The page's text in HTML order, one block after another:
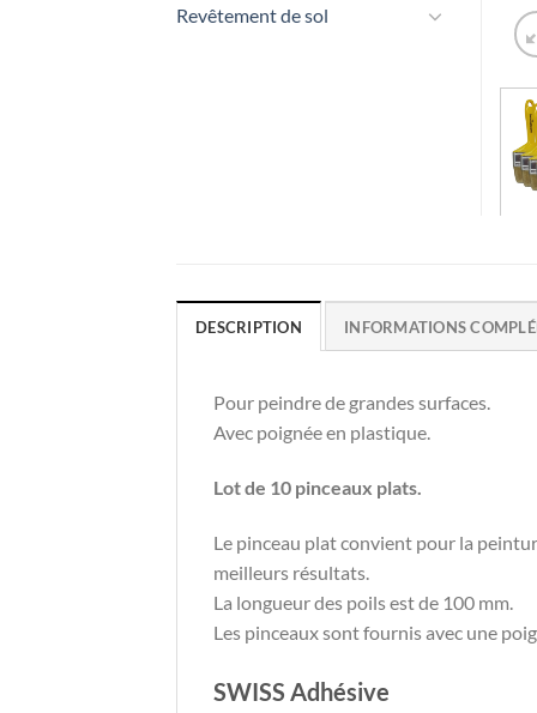
Revêtement de sol
DESCRIPTION INFORMATIONS
Pour peindre de grandes surfaces.
Avec poignée en plastique.
Lot de 10 pinceaux plats.
Le pinceau plat convient pour la
meilleurs résultats.
La longueur des poils est de 100 mm.
Les pinceaux sont fournis avec une
SWISS Adhésive